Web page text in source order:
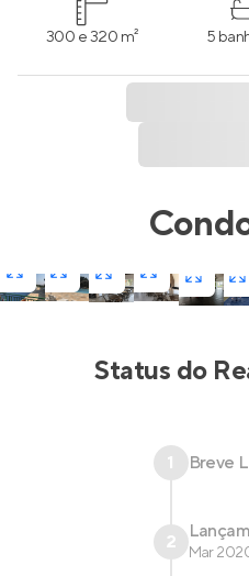
300 e 320 m² 5
Status do
1 Breve
2 Mar